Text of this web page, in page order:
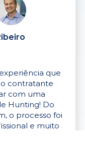
que
contratante
com uma
Hunting! Do
o processo foi
e muito